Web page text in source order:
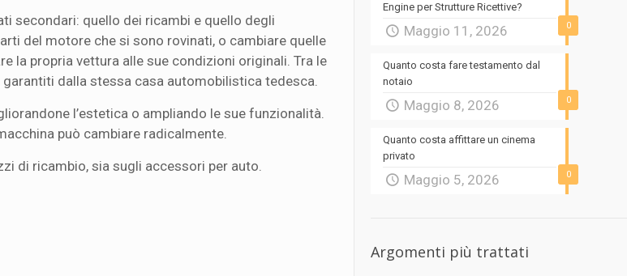
secondari: quello dei ricambi e quello degli
del motore che si sono rovinati, o cambiare quelle
la propria vettura alle sue condizioni originali. Tra le
garantiti dalla stessa casa automobilistica tedesca.
l’estetica o ampliando le sue funzionalità.
può cambiare radicalmente.
di ricambio, sia sugli accessori per auto.
0
Engine per Strutture Ricettive?
Maggio 11, 2026
0
Quanto costa fare testamento dal
notaio
Maggio 8, 2026
0
Quanto costa affittare un cinema
privato
Maggio 5, 2026
Argomenti più trattati